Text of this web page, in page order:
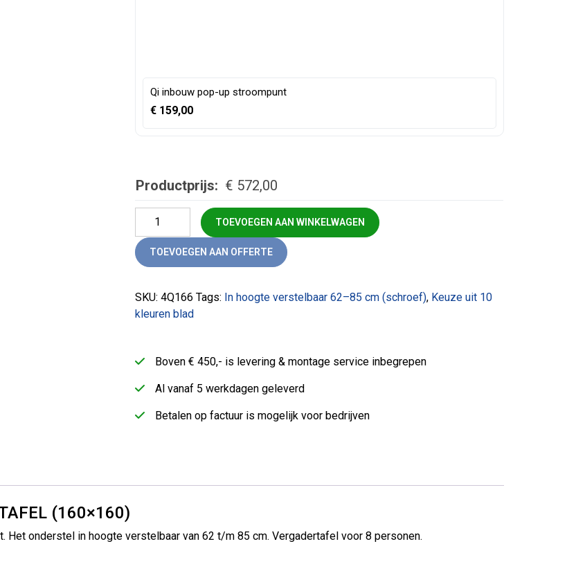
Qi inbouw pop-up stroompunt
€ 159,00
Productprijs: € 572,00
Q-line vergadertafel (160x160) aantal
TOEVOEGEN AAN WINKELWAGEN
TOEVOEGEN AAN OFFERTE
SKU:4Q166 Tags: In hoogte verstelbaar 62–85 cm (schroef), Keuze uit 10
kleuren blad
Boven € 450,- is levering & montage service inbegrepen
Al vanaf 5 werkdagen geleverd
Betalen op factuur is mogelijk voor bedrijven
(160×160)
Het onderstel in hoogte verstelbaar van 62 t/m 85 cm. Vergadertafel voor 8 personen.